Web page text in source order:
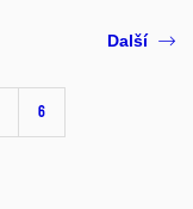
6
Další